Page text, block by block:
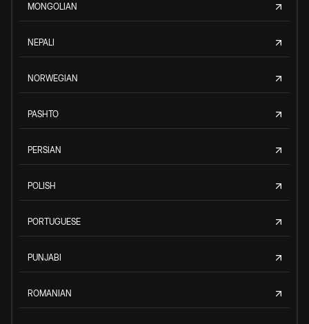
MONGOLIAN
NEPALI
NORWEGIAN
PASHTO
PERSIAN
POLISH
PORTUGUESE
PUNJABI
ROMANIAN